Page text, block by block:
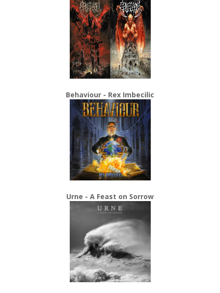
Behaviour - Rex Imbecilic
Urne - A Feast on Sorrow